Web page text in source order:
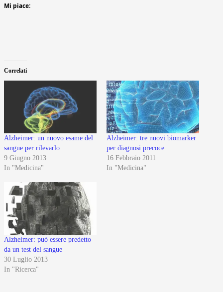
Mi piace:
Correlati
Alzheimer: un nuovo esame del
sangue per rilevarlo
9 Giugno 2013
In "Medicina"
Alzheimer: tre nuovi biomarker
per diagnosi precoce
16 Febbraio 2011
In "Medicina"
Alzheimer: può essere predetto
da un test del sangue
30 Luglio 2013
In "Ricerca"